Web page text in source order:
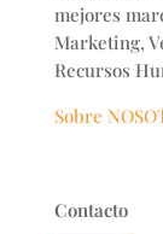
mejores
Marketing,
Recursos
Sobre
Contacto